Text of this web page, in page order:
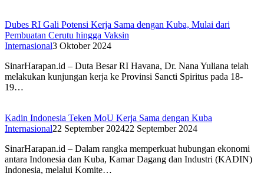
Dubes RI Gali Potensi Kerja Sama dengan Kuba, Mulai dari
Pembuatan Cerutu hingga Vaksin
Internasional3 Oktober 2024
SinarHarapan.id – Duta Besar RI Havana, Dr. Nana Yuliana telah
melakukan kunjungan kerja ke Provinsi Sancti Spiritus pada 18-
19…
Kadin Indonesia Teken MoU Kerja Sama dengan Kuba
Internasional22 September 202422 September 2024
SinarHarapan.id – Dalam rangka memperkuat hubungan ekonomi
antara Indonesia dan Kuba, Kamar Dagang dan Industri (KADIN)
Indonesia, melalui Komite…